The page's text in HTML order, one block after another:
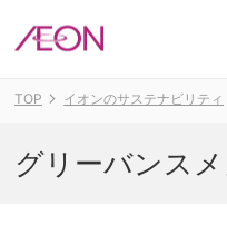
TOP イオンのサステナビリティ
グリーバンス